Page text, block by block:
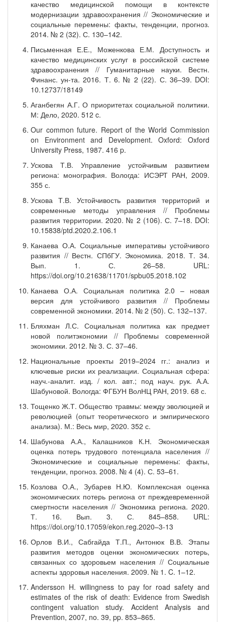
качество медицинской помощи в контексте
модернизации здравоохранения // Экономические и
социальные перемены: факты, тенденции, прогноз.
2014. № 2 (32). С. 130–142.
Письменная Е.Е., Моженкова Е.М. Доступность и
качество медицинских услуг в российской системе
здравоохранения // Гуманитарные науки. Вестн.
Финанс. ун-та. 2016. Т. 6. № 2 (22). С. 36–39. DOI:
10.12737/18149
Аганбегян А.Г. О приоритетах социальной политики.
М: Дело, 2020. 512 c.
Our common future. Report of the World Commission
on Environment and Development. Oxford: Oxford
University Press, 1987. 416 p.
Ускова Т.В. Управление устойчивым развитием
региона: монография. Вологда: ИСЭРТ РАН, 2009.
355 с.
Ускова Т.В. Устойчивость развития территорий и
современные методы управления // Проблемы
развития территории. 2020. № 2 (106). С. 7–18. DOI:
10.15838/ptd.2020.2.106.1
Канаева О.А. Социальные императивы устойчивого
развития // Вестн. СПбГУ. Экономика. 2018. Т. 34.
Вып. 1. С. 26–58. URL:
https://doi.org/10.21638/11701/spbu05.2018.102
Канаева О.А. Социальная политика 2.0 – новая
версия для устойчивого развития // Проблемы
современной экономики. 2014. № 2 (50). С. 132–137.
Бляхман Л.С. Социальная политика как предмет
новой политэкономии // Проблемы современной
экономики. 2012. № 3. С. 37–46.
Национальные проекты 2019–2024 гг.: анализ и
ключевые риски их реализации. Социальная сфера:
науч.-аналит. изд. / кол. авт.; под науч. рук. А.А.
Шабуновой. Вологда: ФГБУН ВолНЦ РАН, 2019. 68 с.
Тощенко Ж.Т. Общество травмы: между эволюцией и
революцией (опыт теоретического и эмпирического
анализа). М.: Весь мир, 2020. 352 с.
Шабунова А.А., Калашников К.Н. Экономическая
оценка потерь трудового потенциала населения //
Экономические и социальные перемены: факты,
тенденции, прогноз. 2008. № 4 (4). С. 53–61.
Козлова О.А., Зубарев Н.Ю. Комплексная оценка
экономических потерь региона от преждевременной
смертности населения // Экономика региона. 2020.
Т. 16. Вып. 3. С. 845–858. URL:
https://doi.org/10.17059/ekon.reg.2020–3-13
Орлов В.И., Сабгайда Т.П., Антонюк В.В. Этапы
развития методов оценки экономических потерь,
связанных со здоровьем населения // Социальные
аспекты здоровья населения. 2009. № 1. C. 1–12.
Andersson H. willingness to pay for road safety and
estimates of the risk of death: Evidence from Swedish
contingent valuation study. Accident Analysis and
Prevention, 2007, no. 39, pp. 853–865.